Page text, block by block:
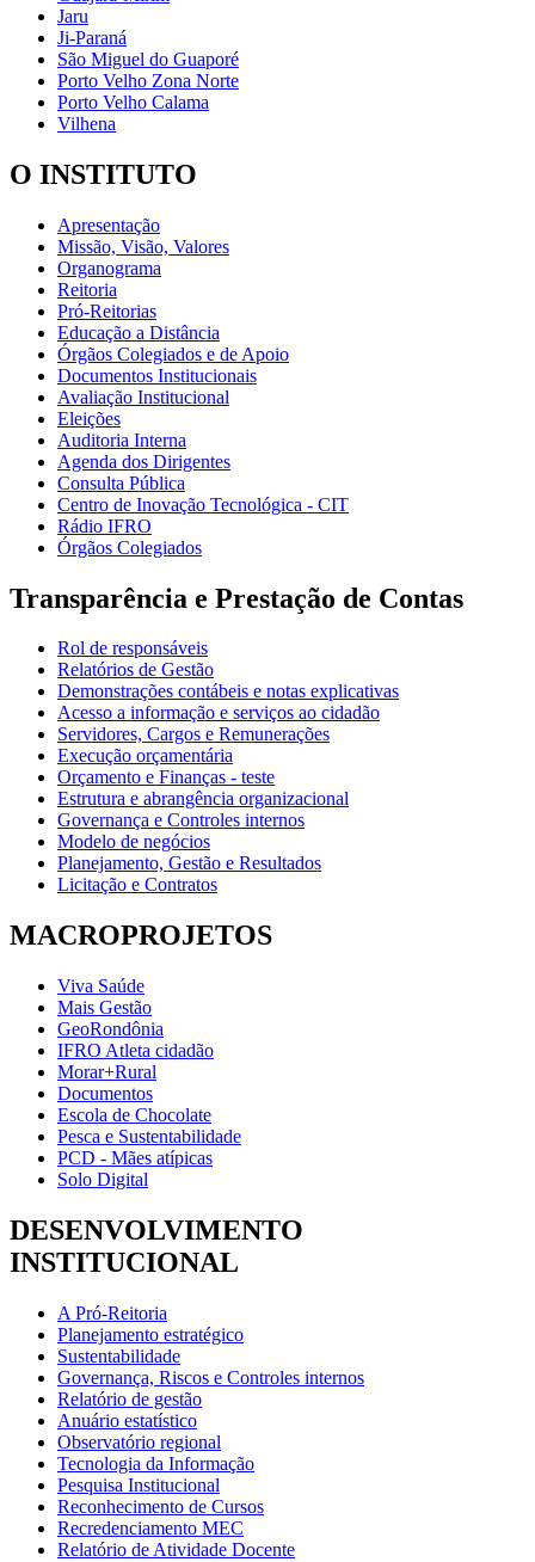
Jaru
Ji-Paraná
São Miguel do Guaporé
Porto Velho Zona Norte
Porto Velho Calama
Vilhena
O INSTITUTO
Apresentação
Missão, Visão, Valores
Organograma
Reitoria
Pró-Reitorias
Educação a Distância
Órgãos Colegiados e de Apoio
Documentos Institucionais
Avaliação Institucional
Eleições
Auditoria Interna
Agenda dos Dirigentes
Consulta Pública
Centro de Inovação Tecnológica - CIT
Rádio IFRO
Órgãos Colegiados
Transparência e Prestação de Contas
Rol de responsáveis
Relatórios de Gestão
Demonstrações contábeis e notas explicativas
Acesso a informação e serviços ao cidadão
Servidores, Cargos e Remunerações
Execução orçamentária
Orçamento e Finanças - teste
Estrutura e abrangência organizacional
Governança e Controles internos
Modelo de negócios
Planejamento, Gestão e Resultados
Licitação e Contratos
MACROPROJETOS
Viva Saúde
Mais Gestão
GeoRondônia
IFRO Atleta cidadão
Morar+Rural
Documentos
Escola de Chocolate
Pesca e Sustentabilidade
PCD - Mães atípicas
Solo Digital
DESENVOLVIMENTO
INSTITUCIONAL
A Pró-Reitoria
Planejamento estratégico
Sustentabilidade
Governança, Riscos e Controles internos
Relatório de gestão
Anuário estatístico
Observatório regional
Tecnologia da Informação
Pesquisa Institucional
Reconhecimento de Cursos
Recredenciamento MEC
Relatório de Atividade Docente